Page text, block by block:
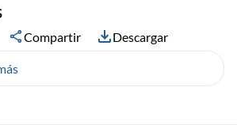
Compartir Descargar